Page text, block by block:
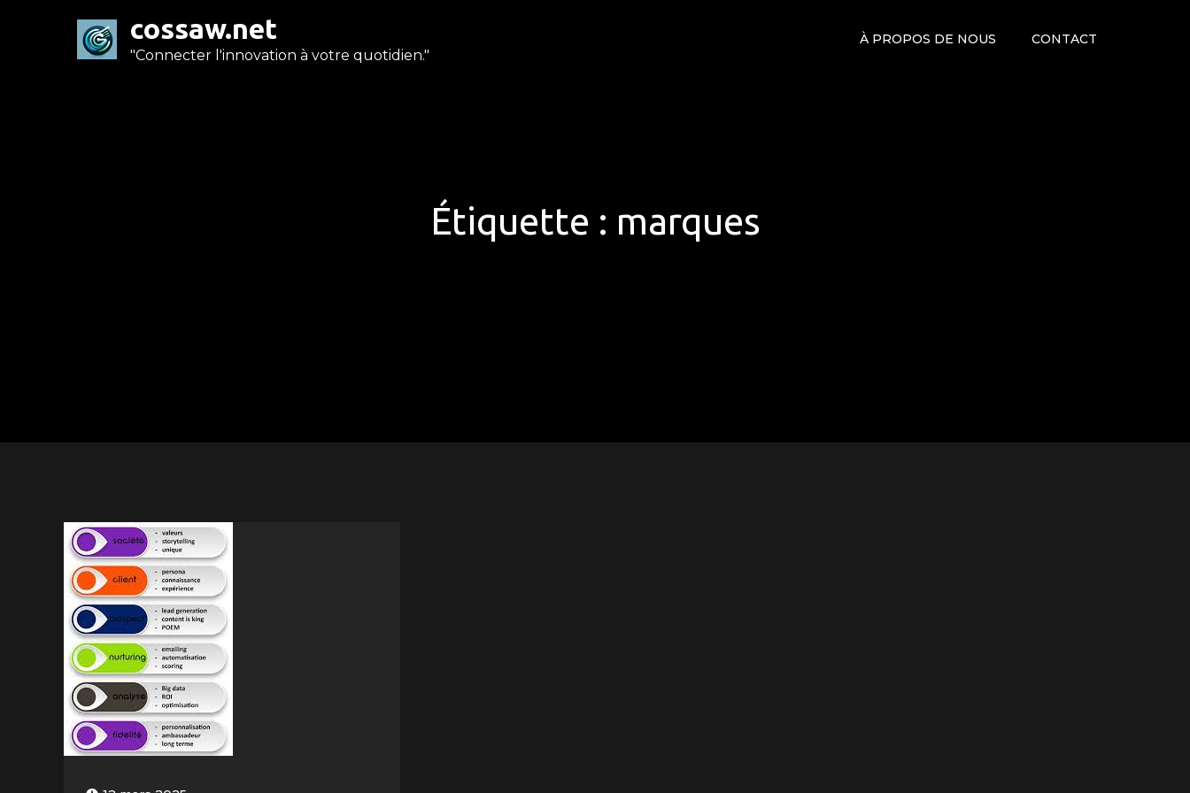
cossaw.net
"Connecter l'innovation à votre quotidien."
À PROPOS DE NOUS CONTACT
Étiquette : marques